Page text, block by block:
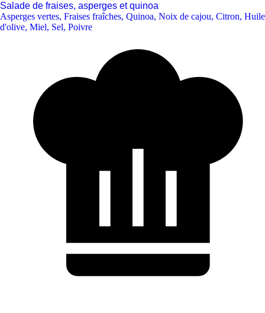
Salade de fraises, asperges et quinoa
Asperges vertes, Fraises fraîches, Quinoa, Noix de cajou, Citron, Huile
d'olive, Miel, Sel, Poivre